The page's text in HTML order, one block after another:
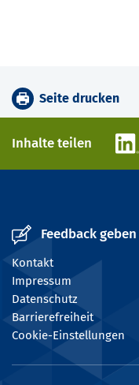
Seite drucken
Inhalte teilen
Feedback geben
Kontakt
Impressum
Datenschutz
Barrierefreiheit
Cookie-Einstellungen